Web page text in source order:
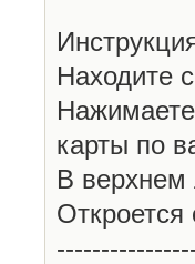
Находите
карты по
В верхнем
Откроется